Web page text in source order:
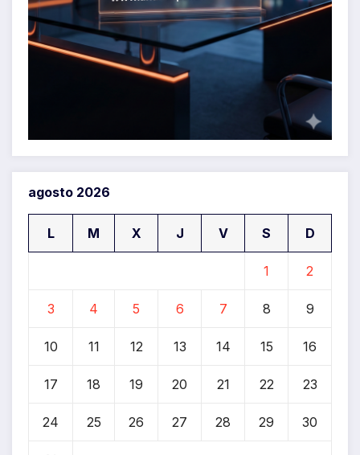
agosto 2026
L M X J V S D
1 2
3 4 5 6 7 8 9
10 11 12 13 14 15 16
17 18 19 20 21 22 23
24 25 26 27 28 29 30